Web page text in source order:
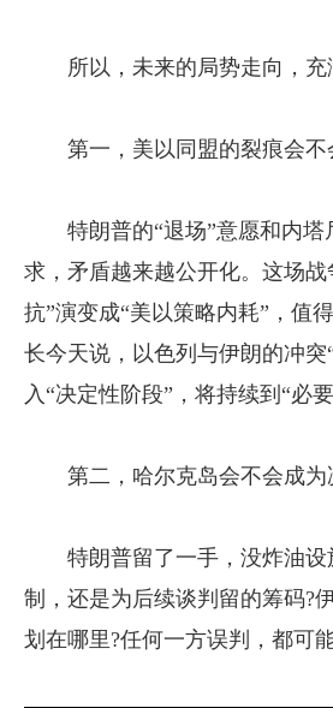
所以，未来的局势走向，充
第一，美以同盟的裂痕会不
特朗普的“退场”意愿和内塔
求，矛盾越来越公开化。这场
抗”演变成“美以策略内耗”，值
长今天说，以色列与伊朗的冲突
入“决定性阶段”，将持续到“必要
第二，哈尔克岛会不会成为
特朗普留了一手，没炸油
制，还是为后续谈判留的筹码?
划在哪里?任何一方误判，都可